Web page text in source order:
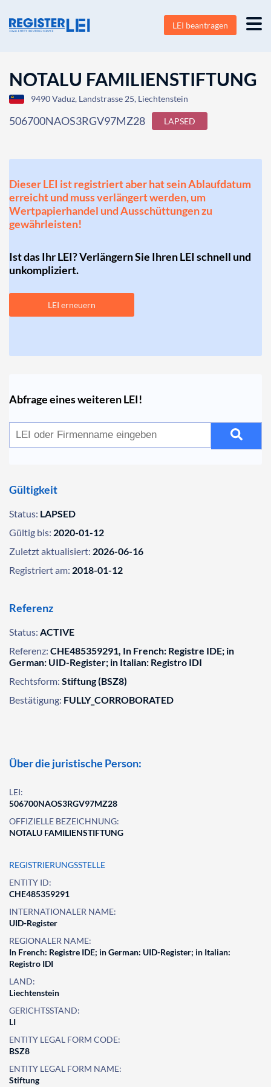
LEI beantragen
NOTALU FAMILIENSTIFTUNG
9490 Vaduz, Landstrasse 25, Liechtenstein
506700NAOS3RGV97MZ28 LAPSED
Dieser LEI ist registriert aber hat sein Ablaufdatum
erreicht und muss verlängert werden, um
Wertpapierhandel und Ausschüttungen zu
gewährleisten!
Ist das Ihr LEI? Verlängern Sie Ihren LEI schnell und
unkompliziert.
LEI erneuern
Abfrage eines weiteren LEI!
Gültigkeit
Status: LAPSED
Gültig bis: 2020-01-12
Zuletzt aktualisiert: 2026-06-16
Registriert am: 2018-01-12
Referenz
Status: ACTIVE
Referenz: CHE485359291, In French: Registre IDE; in
German: UID-Register; in Italian: Registro IDI
Rechtsform: Stiftung (BSZ8)
Bestätigung: FULLY_CORROBORATED
Über die juristische Person:
LEI:
506700NAOS3RGV97MZ28
OFFIZIELLE BEZEICHNUNG:
NOTALU FAMILIENSTIFTUNG
REGISTRIERUNGSSTELLE
ENTITY ID:
CHE485359291
INTERNATIONALER NAME:
UID-Register
REGIONALER NAME:
In French: Registre IDE; in German: UID-Register; in Italian:
Registro IDI
LAND:
Liechtenstein
GERICHTSSTAND:
LI
ENTITY LEGAL FORM CODE:
BSZ8
ENTITY LEGAL FORM NAME:
Stiftung